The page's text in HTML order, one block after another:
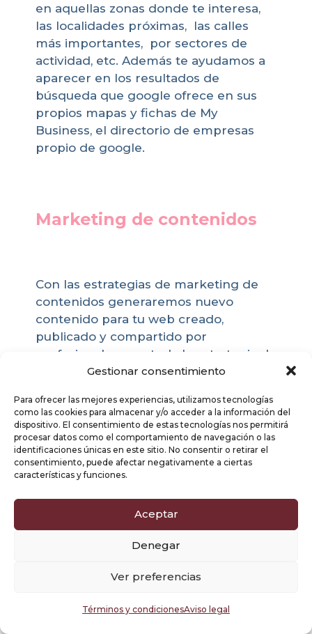
Gestionar consentimiento
Para ofrecer las mejores experiencias, utilizamos tecnologías
como las cookies para almacenar y/o acceder a la información del
dispositivo. El consentimiento de estas tecnologías nos permitirá
procesar datos como el comportamiento de navegación o las
identificaciones únicas en este sitio. No consentir o retirar el
consentimiento, puede afectar negativamente a ciertas
características y funciones.
Aceptar
Denegar
Ver preferencias
Términos y condicionesAviso legal
en aquellas zonas donde te interesa,
las localidades próximas, las calles
más importantes, por sectores de
actividad, etc. Además te ayudamos a
aparecer en los resultados de
búsqueda que google ofrece en sus
propios mapas y fichas de My
Business, el directorio de empresas
propio de google.
Marketing de contenidos
Con las estrategias de marketing de
contenidos generaremos nuevo
contenido para tu web creado,
publicado y compartido por
profesionales, con toda la estrategia de
palabras clave que tiene que incluir
efectivos. En caso de que ya cuentes
con contenido, realizamos un análisis
para aprovechar todo su potencial
para SEO, establecer la palabra
objetivo para la que posiciona mejor y
cambiar apenas su redacción, pero
consiguiendo atraer a más visitas,
además de modificar el texto con el
búsqueda, para hacerlo más atractivo